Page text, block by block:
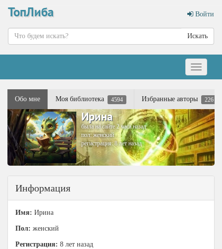
ТопЛиба Войти
Искать
Меню
Обо мне Моя библиотека 4594 Избранные авторы 226
Ирина
была на сайте 2 часа назад
пол: женский
регистрация: 8 лет назад
Информация
Имя: Ирина
Пол: женский
Регистрация: 8 лет назад